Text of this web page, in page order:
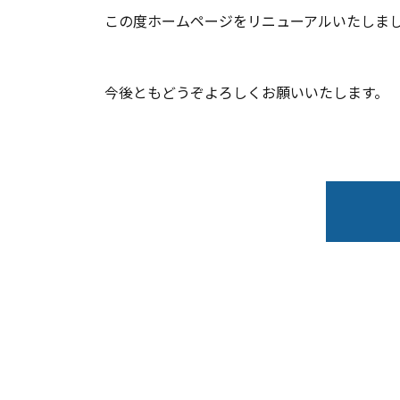
この度ホームページをリニューアルいたしまし
今後ともどうぞよろしくお願いいたします。